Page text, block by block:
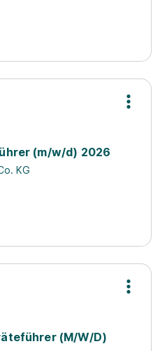
(m/w/d) 2026
KG
(M/W/D)